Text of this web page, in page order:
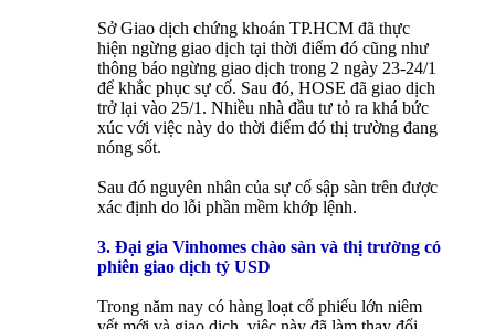
Sở Giao dịch chứng khoán TP.HCM đã thực
hiện ngừng giao dịch tại thời điểm đó cũng như
thông báo ngừng giao dịch trong 2 ngày 23-24/1
để khắc phục sự cố. Sau đó, HOSE đã giao dịch
trở lại vào 25/1. Nhiều nhà đầu tư tỏ ra khá bức
xúc với việc này do thời điểm đó thị trường đang
nóng sốt.
Sau đó nguyên nhân của sự cố sập sàn trên được
xác định do lỗi phần mềm khớp lệnh.
3. Đại gia Vinhomes chào sàn và thị trường có
phiên giao dịch tỷ USD
Trong năm nay có hàng loạt cổ phiếu lớn niêm